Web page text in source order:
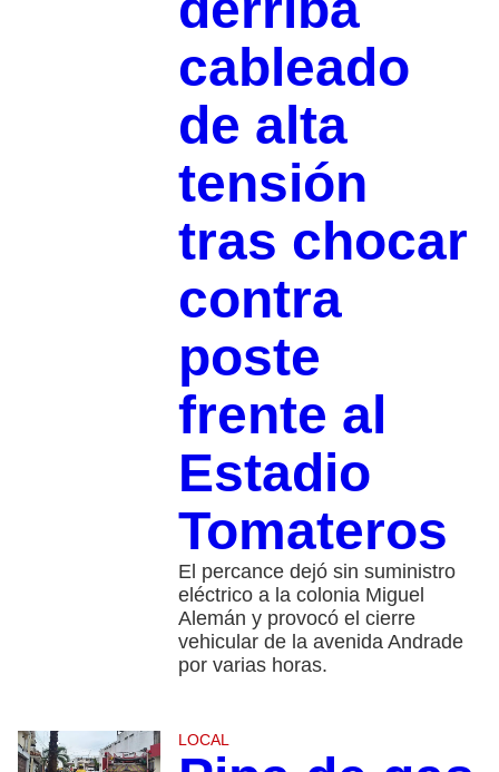
cableado
de alta
tensión
tras chocar
contra
poste
frente al
Estadio
Tomateros
El percance dejó sin suministro
eléctrico a la colonia Miguel
Alemán y provocó el cierre
vehicular de la avenida Andrade
por varias horas.
LOCAL